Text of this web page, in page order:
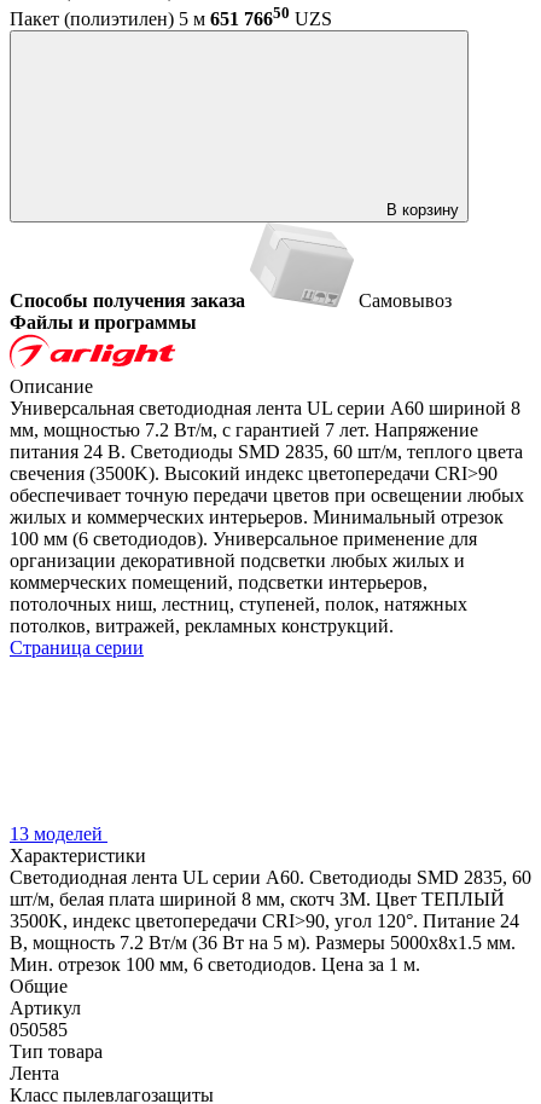
Пакет (полиэтилен) 5 м 651 76650 UZS
В корзину
Способы получения заказа
Самовывоз
Файлы и программы
Описание
Универсальная светодиодная лента UL серии A60 шириной 8
мм, мощностью 7.2 Вт/м, с гарантией 7 лет. Напряжение
питания 24 В. Светодиоды SMD 2835, 60 шт/м, теплого цвета
свечения (3500K). Высокий индекс цветопередачи CRI>90
обеспечивает точную передачи цветов при освещении любых
жилых и коммерческих интерьеров. Минимальный отрезок
100 мм (6 светодиодов). Универсальное применение для
организации декоративной подсветки любых жилых и
коммерческих помещений, подсветки интерьеров,
потолочных ниш, лестниц, ступеней, полок, натяжных
потолков, витражей, рекламных конструкций.
Страница серии
13 моделей
Характеристики
Светодиодная лента UL серии A60. Светодиоды SMD 2835, 60
шт/м, белая плата шириной 8 мм, скотч 3M. Цвет ТЕПЛЫЙ
3500K, индекс цветопередачи CRI>90, угол 120°. Питание 24
В, мощность 7.2 Вт/м (36 Вт на 5 м). Размеры 5000x8x1.5 мм.
Мин. отрезок 100 мм, 6 светодиодов. Цена за 1 м.
Общие
Артикул
050585
Тип товара
Лента
Класс пылевлагозащиты